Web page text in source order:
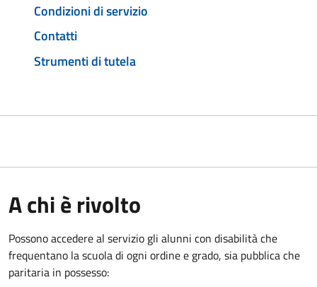
Condizioni di servizio
Contatti
Strumenti di tutela
A chi è rivolto
Possono accedere al servizio gli alunni con disabilità che
frequentano la scuola di ogni ordine e grado, sia pubblica che
paritaria in possesso: